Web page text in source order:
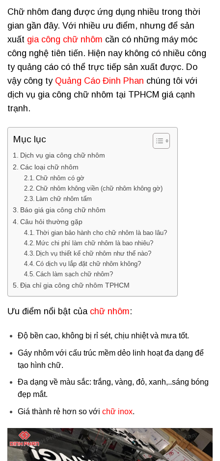
Chữ nhôm đang được ứng dụng nhiều trong thời
gian gần đây. Với nhiều ưu điểm, nhưng để sản
xuất gia công chữ nhôm cần có những máy móc
công nghệ tiên tiến. Hiện nay không có nhiều công
ty quảng cáo có thể trực tiếp sản xuất được. Do
vậy công ty Quảng Cáo Đinh Phan chúng tôi với
dịch vụ gia công chữ nhôm tại TPHCM giá cạnh
trạnh.
Mục lục
Dịch vụ gia công chữ nhôm
Các loại chữ nhôm
Chữ nhôm có gờ
Chữ nhôm không viền (chữ nhôm không gờ)
Làm chữ nhôm tấm
Báo giá gia công chữ nhôm
Câu hỏi thường gặp
Thời gian bảo hành cho chữ nhôm là bao lâu?
Mức chi phí làm chữ nhôm là bao nhiêu?
Dịch vụ thiết kế chữ nhôm như thế nào?
Có dịch vụ lắp đặt chữ nhôm không?
Cách làm sạch chữ nhôm?
Địa chỉ gia công chữ nhôm TPHCM
Ưu điểm nổi bật của chữ nhôm:
Độ bền cao, không bị rỉ sét, chịu nhiệt và mưa tốt.
Gáy nhôm với cấu trúc mềm dẻo linh hoạt đa dạng để
tạo hình chữ.
Đa dạng về màu sắc: trắng, vàng, đỏ, xanh,..sáng bóng
đẹp mắt.
Giá thành rẻ hơn so với chữ inox.